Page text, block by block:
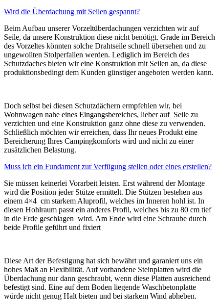
Wird die Überdachung mit Seilen gespannt?
Beim Aufbau unserer Vorzeltüberdachungen verzichten wir auf
Seile, da unsere Konstruktion diese nicht benötigt. Grade im Bereich
des Vorzeltes könnten solche Drahtseile schnell übersehen und zu
ungewollten Stolperfallen werden. Lediglich im Bereich des
Schutzdaches bieten wir eine Konstruktion mit Seilen an, da diese
produktionsbedingt dem Kunden günstiger angeboten werden kann.
Doch selbst bei diesen Schutzdächern ermpfehlen wir, bei
Wohnwagen nahe eines Eingangsbereiches, lieber auf Seile zu
verzichten und eine Konstruktion ganz ohne diese zu verwenden.
Schließlich möchten wir erreichen, dass Ihr neues Produkt eine
Bereicherung Ihres Campingkomforts wird und nicht zu einer
zusätzlichen Belastung.
Muss ich ein Fundament zur Verfügung stellen oder eines erstellen?
Sie müssen keinerlei Vorarbeit leisten. Erst während der Montage
wird die Position jeder Stütze ermittelt. Die Stützen bestehen aus
einem 4×4 cm starkem Aluprofil, welches im Inneren hohl ist. In
diesen Hohlraum passt ein anderes Profil, welches bis zu 80 cm tief
in die Erde geschlagen wird. Am Ende wird eine Schraube durch
beide Profile geführt und fixiert
Diese Art der Befestigung hat sich bewährt und garaniert uns ein
hohes Maß an Flexibilität. Auf vorhandene Steinplatten wird die
Überdachung nur dann geschraubt, wenn diese Platten ausreichend
befestigt sind. Eine auf dem Boden liegende Waschbetonplatte
würde nicht genug Halt bieten und bei starkem Wind abheben.